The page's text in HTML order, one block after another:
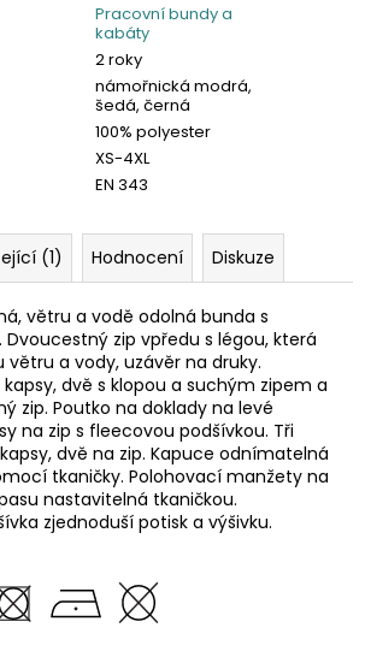
Pracovní bundy a
kabáty
2 roky
námořnická modrá,
šedá, černá
100% polyester
XS-4XL
EN 343
(1) Hodnocení Diskuze
větru a vodě odolná bunda s
zip vpředu s légou, která
větru a vody, uzávěr na druky.
dvě s klopou a suchým zipem a
zip. Poutko na doklady na levé
na zip s fleecovou podšívkou. Tři
dvě na zip. Kapuce odnímatelná
tkaničky. Polohovací manžety na
nastavitelná tkaničkou.
zjednoduší potisk a výšivku.